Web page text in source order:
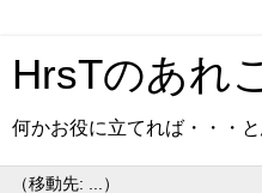
HrsTのあれ
何かお役に立てれば・・・